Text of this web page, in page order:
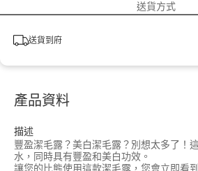
送貨方式
送貨到府
產品資料
描述
豐盈潔毛露？美白潔毛露？別想太多了！
水，同時具有豐盈和美白功效。
讓您的比熊使用這款潔毛露，您會立即看